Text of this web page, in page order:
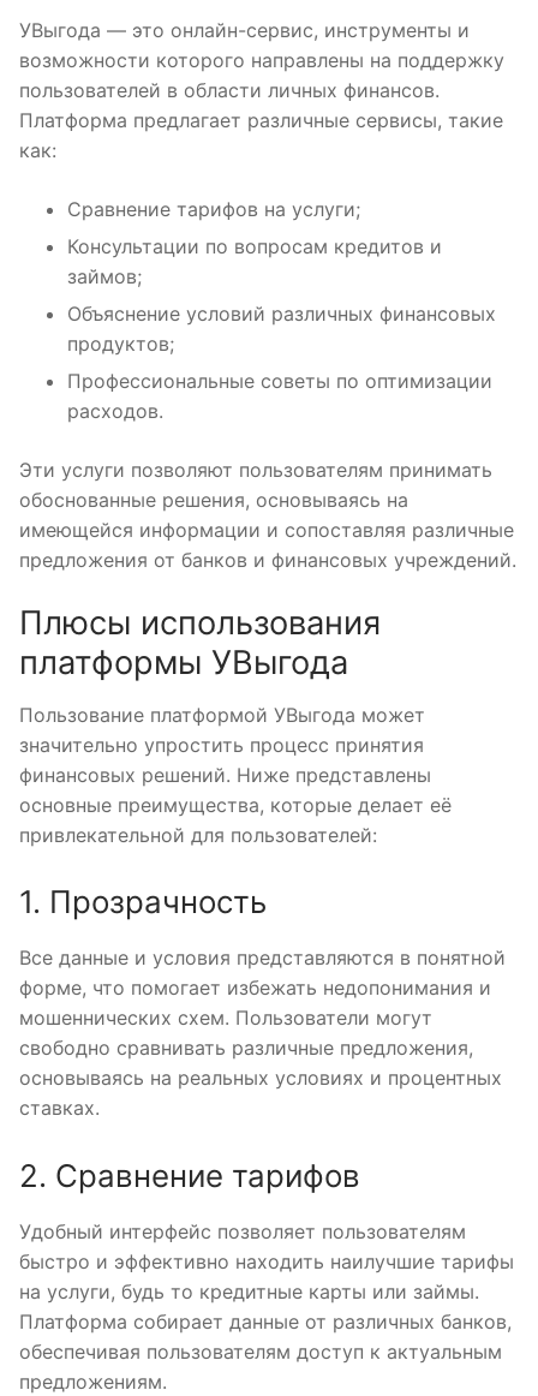
УВыгода — это онлайн-сервис, инструменты и
возможности которого направлены на поддержку
пользователей в области личных финансов.
Платформа предлагает различные сервисы, такие
как:
Сравнение тарифов на услуги;
Консультации по вопросам кредитов и
займов;
Объяснение условий различных финансовых
продуктов;
Профессиональные советы по оптимизации
расходов.
Эти услуги позволяют пользователям принимать
обоснованные решения, основываясь на
имеющейся информации и сопоставляя различные
предложения от банков и финансовых учреждений.
Плюсы использования
платформы УВыгода
Пользование платформой УВыгода может
значительно упростить процесс принятия
финансовых решений. Ниже представлены
основные преимущества, которые делает её
привлекательной для пользователей:
1. Прозрачность
Все данные и условия представляются в понятной
форме, что помогает избежать недопонимания и
мошеннических схем. Пользователи могут
свободно сравнивать различные предложения,
основываясь на реальных условиях и процентных
ставках.
2. Сравнение тарифов
Удобный интерфейс позволяет пользователям
быстро и эффективно находить наилучшие тарифы
на услуги, будь то кредитные карты или займы.
Платформа собирает данные от различных банков,
обеспечивая пользователям доступ к актуальным
предложениям.